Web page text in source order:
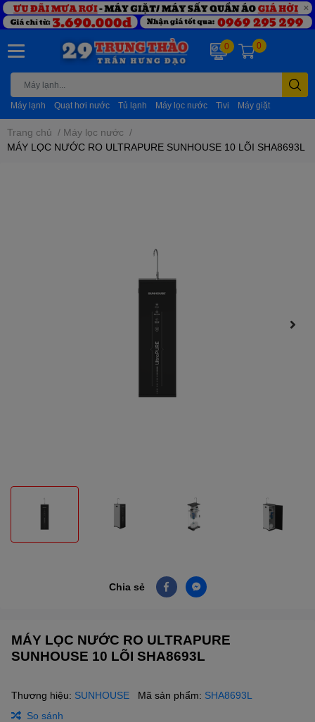
Máy lạnh Quạt hơi nước Tủ lạnh Máy lọc nước Tivi Máy giặt
0 0
Trang chủ / Máy lọc nước /
MÁY LỌC NƯỚC RO ULTRAPURE SUNHOUSE 10 LÕI SHA8693L
Chia sẻ
MÁY LỌC NƯỚC RO ULTRAPURE
SUNHOUSE 10 LÕI SHA8693L
Thương hiệu: SUNHOUSE Mã sản phẩm: SHA8693L
So sánh